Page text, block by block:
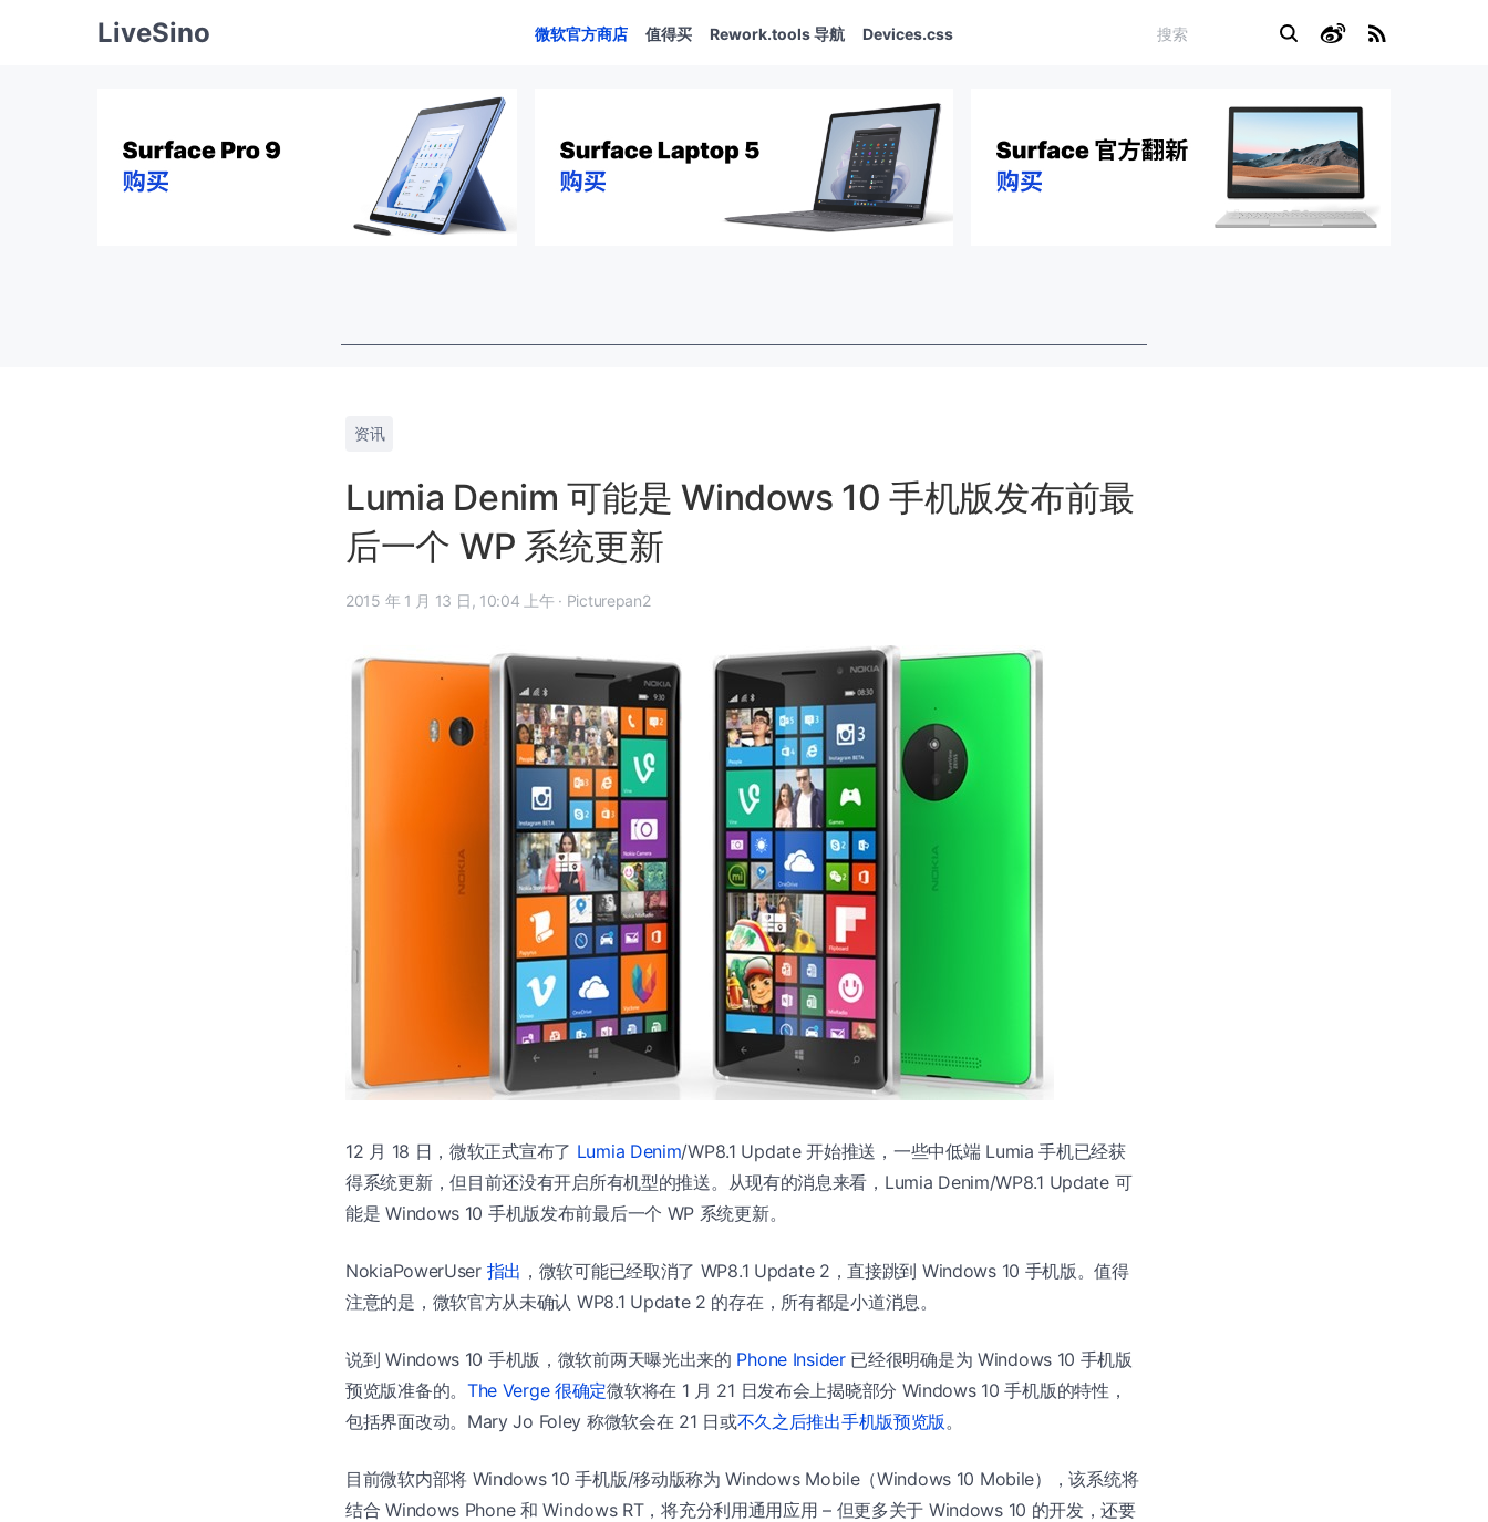
LiveSino 微软官方商店 值得买 Rework.tools 导航 Devices.css
资讯
Lumia Denim 可能是 Windows 10 手机版发布前最
后一个 WP 系统更新
2015 年 1 月 13 日, 10:04 上午 · Picturepan2
12 月 18 日，微软正式宣布了 Lumia Denim/WP8.1 Update 开始推送，一些中低端 Lumia 手机已经获
得系统更新，但目前还没有开启所有机型的推送。从现有的消息来看，Lumia Denim/WP8.1 Update 可
能是 Windows 10 手机版发布前最后一个 WP 系统更新。
NokiaPowerUser 指出 ，微软可能已经取消了 WP8.1 Update 2，直接跳到 Windows 10 手机版。值得
注意的是，微软官方从未确认 WP8.1 Update 2 的存在，所有都是小道消息。
说到 Windows 10 手机版，微软前两天曝光出来的 Phone Insider已经很明确是为 Windows 10 手机版
预览版准备的。 The Verge 很确定微软将在 1 月 21 日发布会上揭晓部分 Windows 10 手机版的特性，
包括界面改动。Mary Jo Foley 称微软会在 21 日或不久之后推出手机版预览版 。
目前微软内部将 Windows 10 手机版/移动版称为 Windows Mobile（Windows 10 Mobile），该系统将
结合 Windows Phone 和 Windows RT，将充分利用通用应用 – 但更多关于 Windows 10 的开发，还要